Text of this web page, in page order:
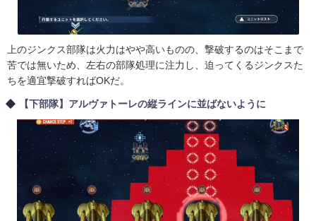
上のジンクス部隊は火力はやや高いものの、撃破するのはそこまで
苦では無いため、左右の部隊処理に注力し、迫ってくるジンクスた
ちを適宜撃破すればOKだ。
【下部隊】アルヴァトーレの縦ラインに並ばないように